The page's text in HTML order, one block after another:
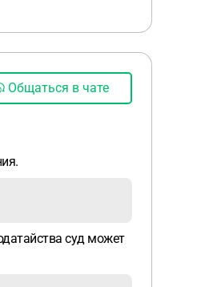
Общаться в чате
суд может